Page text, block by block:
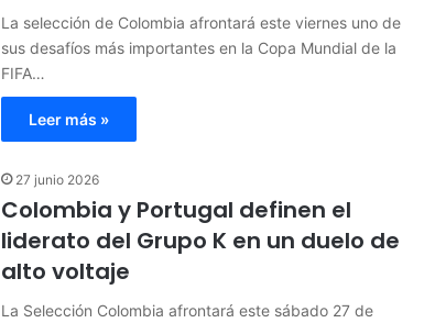
La selección de Colombia afrontará este viernes uno de
sus desafíos más importantes en la Copa Mundial de la
FIFA…
Leer más »
27 junio 2026
Colombia y Portugal definen el
liderato del Grupo K en un duelo de
alto voltaje
La Selección Colombia afrontará este sábado 27 de